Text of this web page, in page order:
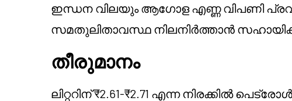
ഇന്ധന വിലയും ആഗോള എണ്ണ വിപണി
സമതുലിതാവസ്ഥ നിലനിർത്താൻ
തീരുമാനം
ലിറ്ററിന് ₹2.61-₹2.71 എന്ന നിരക്കിൽ